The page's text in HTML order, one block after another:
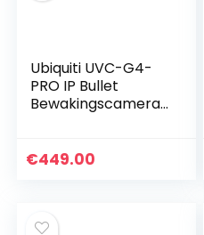
Ubiquiti UVC-G4-
PRO IP Bullet
Bewakingscamera
€449.00